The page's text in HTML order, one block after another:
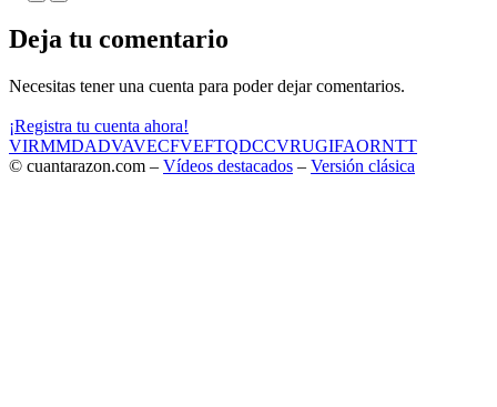
Deja tu comentario
Necesitas tener una cuenta para poder dejar comentarios.
¡Registra tu cuenta ahora!
VIRMMDADVAVECFVEFTQDCCVRUGIFAORNTT
© cuantarazon.com – Vídeos destacados – Versión clásica